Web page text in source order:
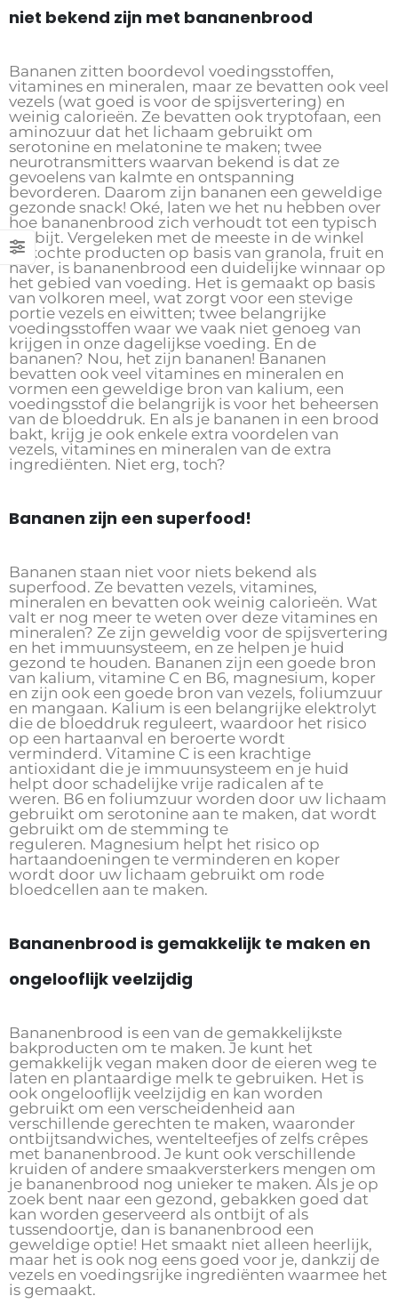
niet bekend zijn met bananenbrood
Bananen zitten boordevol voedingsstoffen,
vitamines en mineralen, maar ze bevatten ook veel
vezels (wat goed is voor de spijsvertering) en
weinig calorieën. Ze bevatten ook tryptofaan, een
aminozuur dat het lichaam gebruikt om
serotonine en melatonine te maken; twee
neurotransmitters waarvan bekend is dat ze
gevoelens van kalmte en ontspanning
bevorderen. Daarom zijn bananen een geweldige
gezonde snack! Oké, laten we het nu hebben over
hoe bananenbrood zich verhoudt tot een typisch
ontbijt. Vergeleken met de meeste in de winkel
gekochte producten op basis van granola, fruit en
haver, is bananenbrood een duidelijke winnaar op
het gebied van voeding. Het is gemaakt op basis
van volkoren meel, wat zorgt voor een stevige
portie vezels en eiwitten; twee belangrijke
voedingsstoffen waar we vaak niet genoeg van
krijgen in onze dagelijkse voeding. En de
bananen? Nou, het zijn bananen! Bananen
bevatten ook veel vitamines en mineralen en
vormen een geweldige bron van kalium, een
voedingsstof die belangrijk is voor het beheersen
van de bloeddruk. En als je bananen in een brood
bakt, krijg je ook enkele extra voordelen van
vezels, vitamines en mineralen van de extra
ingrediënten. Niet erg, toch?
Bananen zijn een superfood!
Bananen staan ​​niet voor niets bekend als
superfood. Ze bevatten vezels, vitamines,
mineralen en bevatten ook weinig calorieën. Wat
valt er nog meer te weten over deze vitamines en
mineralen? Ze zijn geweldig voor de spijsvertering
en het immuunsysteem, en ze helpen je huid
gezond te houden. Bananen zijn een goede bron
van kalium, vitamine C en B6, magnesium, koper
en zijn ook een goede bron van vezels, foliumzuur
en mangaan. Kalium is een belangrijke elektrolyt
die de bloeddruk reguleert, waardoor het risico
op een hartaanval en beroerte wordt
verminderd. Vitamine C is een krachtige
antioxidant die je immuunsysteem en je huid
helpt door schadelijke vrije radicalen af ​​te
weren. B6 en foliumzuur worden door uw lichaam
gebruikt om serotonine aan te maken, dat wordt
gebruikt om de stemming te
reguleren. Magnesium helpt het risico op
hartaandoeningen te verminderen en koper
wordt door uw lichaam gebruikt om rode
bloedcellen aan te maken.
Bananenbrood is gemakkelijk te maken en
ongelooflijk veelzijdig
Bananenbrood is een van de gemakkelijkste
bakproducten om te maken. Je kunt het
gemakkelijk vegan maken door de eieren weg te
laten en plantaardige melk te gebruiken. Het is
ook ongelooflijk veelzijdig en kan worden
gebruikt om een ​​verscheidenheid aan
verschillende gerechten te maken, waaronder
ontbijtsandwiches, wentelteefjes of zelfs crêpes
met bananenbrood. Je kunt ook verschillende
kruiden of andere smaakversterkers mengen om
je bananenbrood nog unieker te maken. Als je op
zoek bent naar een gezond, gebakken goed dat
kan worden geserveerd als ontbijt of als
tussendoortje, dan is bananenbrood een
geweldige optie! Het smaakt niet alleen heerlijk,
maar het is ook nog eens goed voor je, dankzij de
vezels en voedingsrijke ingrediënten waarmee het
is gemaakt.